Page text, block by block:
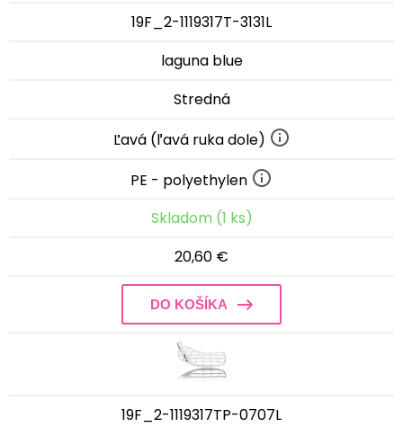
19F_2-1119317T-3131L
laguna blue
Stredná
Ľavá (ľavá ruka dole)
PE - polyethylen
Skladom (1 ks)
20,60 €
DO KOŠÍKA
19F_2-1119317TP-0707L